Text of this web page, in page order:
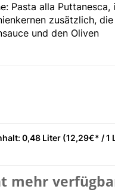
Pasta alla Puttanesca,
zusätzlich, die
und den Oliven
0,48 Liter (12,29€* / 1
mehr